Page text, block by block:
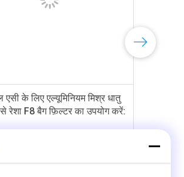
एसी के लिए एल्यूमिनियम मिश्र धातु
रेशा F8 बैग फ़िल्टर का उपयोग करें: